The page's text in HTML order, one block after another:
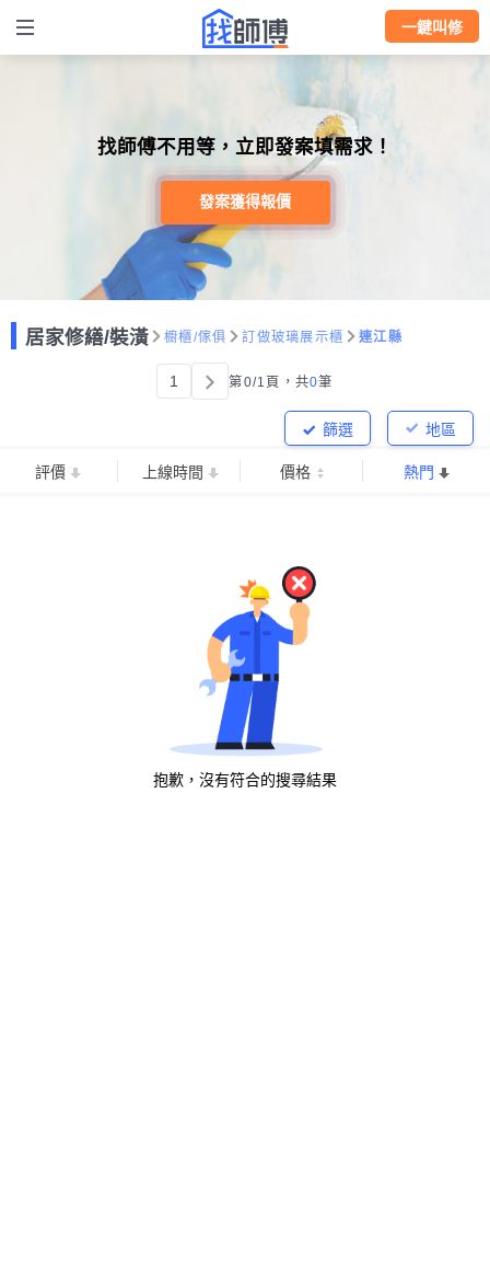
一鍵叫修
找師傅不用等，立即發案填需求！
發案獲得報價
居家修繕/裝潢 櫥櫃/傢俱 訂做玻璃展示櫃 連江縣
1 第0/1頁， 共0筆
地區
篩選
評價 上線時間 價格 熱門
抱歉，沒有符合的搜尋結果